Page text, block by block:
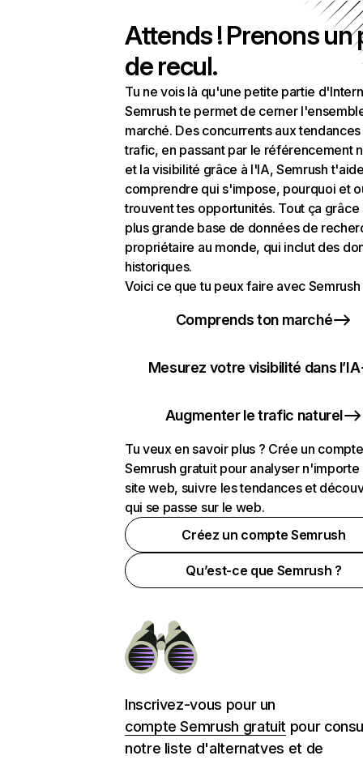
Attends ! Prenons un
de recul.
Tu ne vois là qu'une petite partie
Semrush te permet de cerner
marché. Des concurrents aux
trafic, en passant par le référencement
et la visibilité grâce à l'IA, Semrush
comprendre qui s'impose, pourquoi et
trouvent tes opportunités. Tout ça grâce
plus grande base de données de
propriétaire au monde, qui inclut des
historiques.
Voici ce que tu peux faire avec Semrush
Comprends ton marché
Mesurez votre visibilité dans l’IA
Augmenter le trafic naturel
Tu veux en savoir plus ? Crée un compte
Semrush gratuit pour analyser n'importe
site web, suivre les tendances et
qui se passe sur le web.
Créez un compte Semrush
Qu’est-ce que Semrush ?
Inscrivez-vous pour un
compte Semrush gratuit pour
notre liste d'alternatves et de